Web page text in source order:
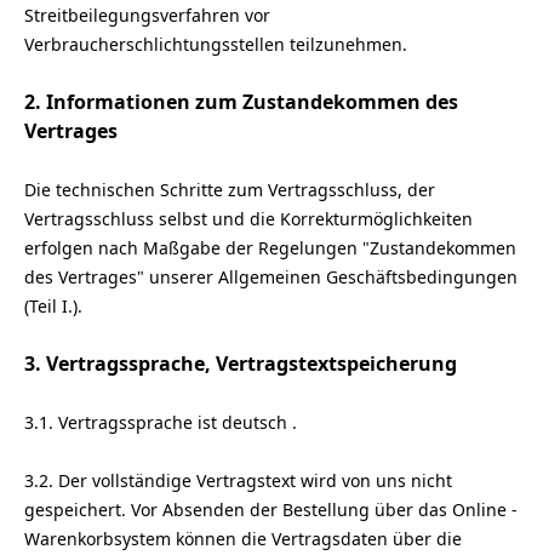
Streitbeilegungsverfahren vor
Verbraucherschlichtungsstellen teilzunehmen.
2. Informationen zum Zustandekommen des
Vertrages
Die technischen Schritte zum Vertragsschluss, der
Vertragsschluss selbst und die Korrekturmöglichkeiten
erfolgen nach Maßgabe der Regelungen "Zustandekommen
des Vertrages" unserer Allgemeinen Geschäftsbedingungen
(Teil I.).
3. Vertragssprache, Vertragstextspeicherung
3.1. Vertragssprache ist deutsch .
3.2. Der vollständige Vertragstext wird von uns nicht
gespeichert. Vor Absenden der Bestellung über das Online -
Warenkorbsystem können die Vertragsdaten über die